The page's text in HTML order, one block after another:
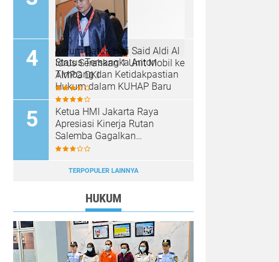
Status Tersangka Anton
Timbang dan Ketidakpastian
Hukum dalam KUHAP Baru
Ketum Datuk Haji Said Aldi Al
Idrus Serahkan 1 Unit Mobil ke
AMPG DKI
Ketua HMI Jakarta Raya
Apresiasi Kinerja Rutan
Salemba Gagalkan
Penyelundupan Narkoba
Nyata Komitmen Pencegahan
TERPOPULER LAINNYA
HUKUM